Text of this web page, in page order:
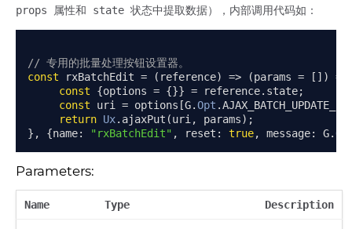
props 属性和 state 状态中提取数据），内部调用代码如：
// 专用的批量处理按钮设置器。
const rxBatchEdit = ( reference) => (params = [])
=>
const
{options = {}} = reference. state;
const uri = options [G.Opt .
return Ux. ajaxPut (uri , params);
},
{name: "rxBatchEdit" , reset : true, message: G.
Parameters:
Name Type Description